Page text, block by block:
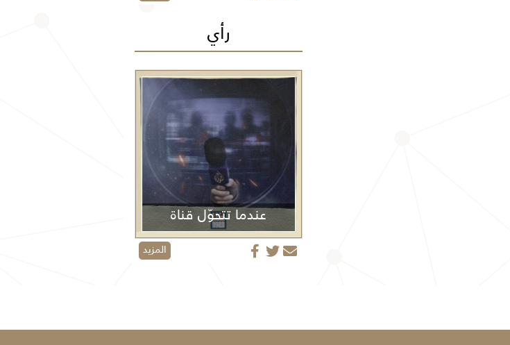
رأي
عندما تتحوّل قناة
الجزيرة من منبر إعلامي إلى منصة دعائية
المزيد